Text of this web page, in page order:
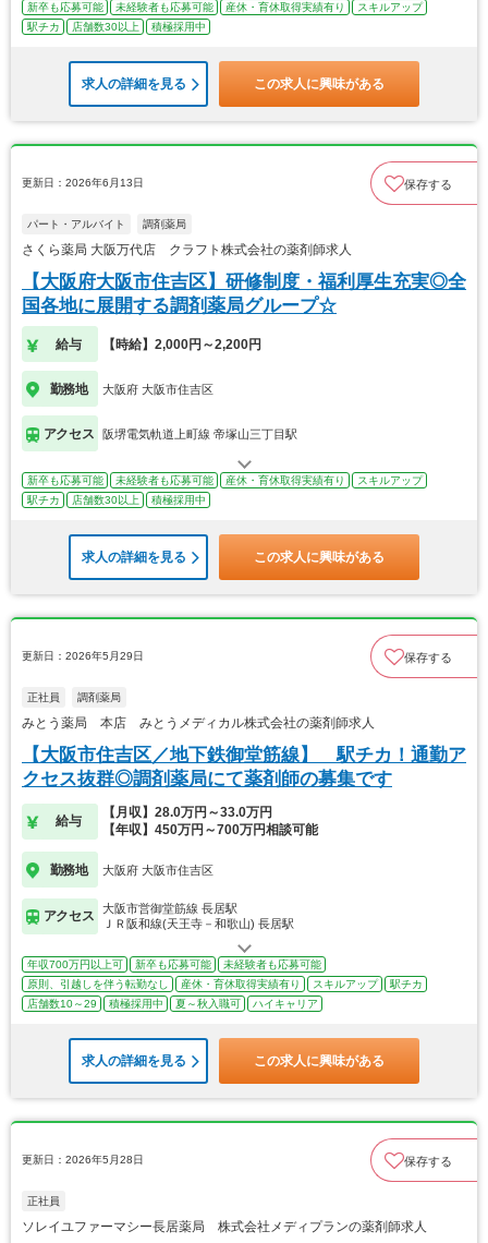
新卒も応募可能 未経験者も応募可能 産休・育休取得実績有り
スキルアップ
駅チカ
店舗数30以上 積極採用中
求人の詳細を見る この求人に興味がある
更新日：2026年6月13日 保存する
パート・アルバイト 調剤薬局
さくら薬局 大阪万代店 クラフト株式会社の薬剤師求人
【大阪府大阪市住吉区】研修制度・福利厚生充実◎全
国各地に展開する調剤薬局グループ☆
給与 【時給】2,000円～2,200円
勤務地 大阪府 大阪市住吉区
アクセス 阪堺電気軌道上町線 帝塚山三丁目駅
新卒も応募可能 未経験者も応募可能 産休・育休取得実績有り
スキルアップ
駅チカ
店舗数30以上 積極採用中
求人の詳細を見る この求人に興味がある
更新日：2026年5月29日 保存する
正社員 調剤薬局
みとう薬局 本店 みとうメディカル株式会社の薬剤師求人
【大阪市住吉区／地下鉄御堂筋線】 駅チカ！通勤ア
クセス抜群◎調剤薬局にて薬剤師の募集です
給与
【月収】28.0万円～33.0万円
【年収】450万円～700万円相談可能
勤務地 大阪府 大阪市住吉区
アクセス
大阪市営御堂筋線 長居駅
ＪＲ阪和線(天王寺－和歌山) 長居駅
年収700万円以上可 新卒も応募可能
未経験者も応募可能
原則、引越しを伴う転勤なし
産休・育休取得実績有り スキルアップ
駅チカ
店舗数10～29
積極採用中 夏～秋入職可 ハイキャリア
求人の詳細を見る この求人に興味がある
更新日：2026年5月28日 保存する
正社員
ソレイユファーマシー長居薬局 株式会社メディプランの薬剤師求人